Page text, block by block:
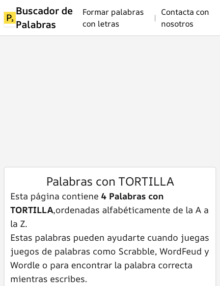
Buscador de
Palabras
Formar palabras
con letras
|
Contacta con
nosotros
Palabras con TORTILLA
Esta página contiene 4 Palabras con
TORTILLA,ordenadas alfabéticamente de la A a
la Z.
Estas palabras pueden ayudarte cuando juegas
juegos de palabras como Scrabble, WordFeud y
Wordle o para encontrar la palabra correcta
mientras escribes.